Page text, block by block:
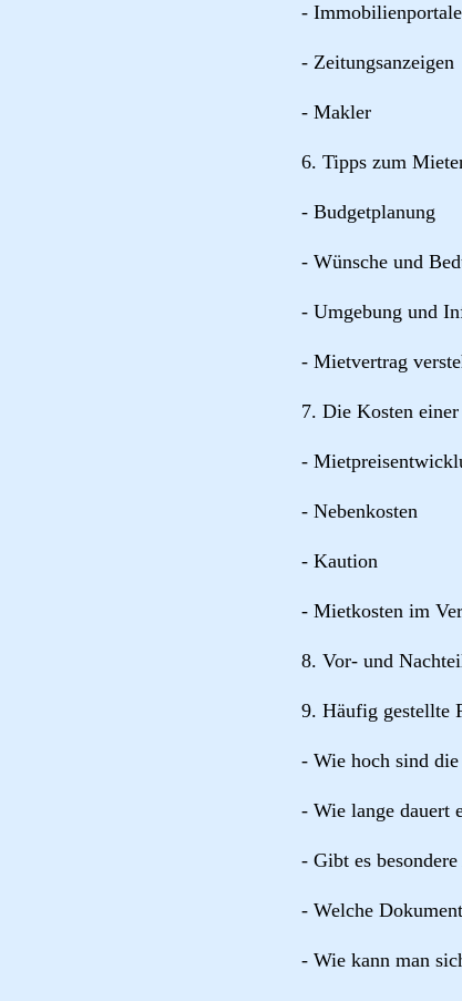
- Immobilienportale
- Zeitungsanzeigen
- Makler
6. Tipps zum
- Budgetplanung
- Wünsche und
- Umgebung und
- Mietvertrag
7. Die Kosten
-
- Nebenkosten
- Kaution
- Mietkosten im
8. Vor- und
9. Häufig gestellte
- Wie hoch sind
- Wie lange dauert
- Gibt es
- Welche
- Wie kann man